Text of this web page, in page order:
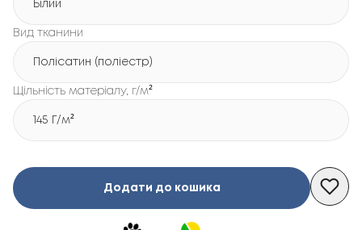
Білий
Вид тканини
Полісатин (поліестр)
Щільність матеріалу, г/м²
145 Г/м²
Додати до кошика